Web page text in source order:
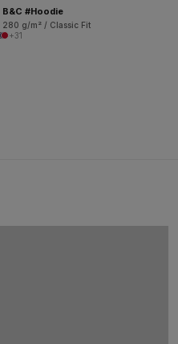
B&C #Hoodie
280 g/m² / Classic Fit
+31